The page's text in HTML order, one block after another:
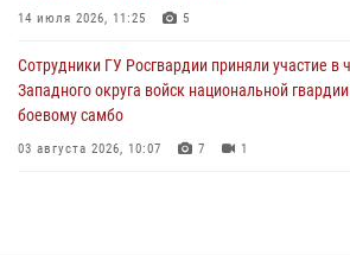
Ленобласти
14 июля 2026, 11:25 5
Сотрудники ГУ Росгвардии приняли участие в
Западного округа войск национальной
боевому самбо
03 августа 2026, 10:07 7 1